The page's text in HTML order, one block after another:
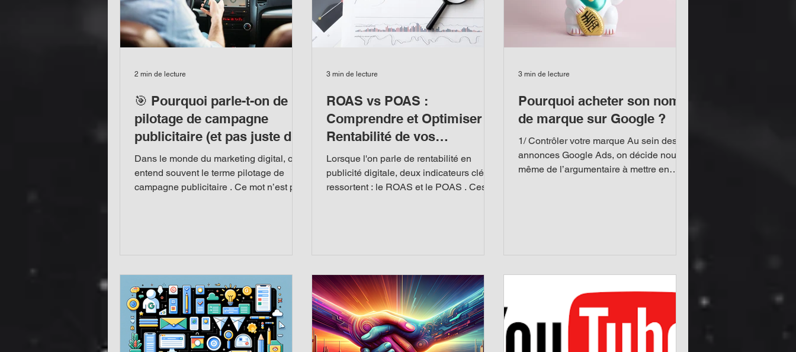
🎯 Pourquoi parle-t-on de
pilotage de campagne
publicitaire (et pas juste de
gestion) ?
Dans le monde du marketing digital, on
entend souvent le terme pilotage de
campagne publicitaire . Ce mot n’est pas
2 min de lecture
ROAS vs POAS :
Comprendre et Optimiser la
Rentabilité de vos
Campagnes Publicitaires
Lorsque l'on parle de rentabilité en
publicité digitale, deux indicateurs clés
ressortent : le ROAS et le POAS . Ces
3 min de lecture
Pourquoi acheter son nom
de marque sur Google ?
1/ Contrôler votre marque Au sein des
annonces Google Ads, on décide nous-
même de l’argumentaire à mettre en
3 min de lecture